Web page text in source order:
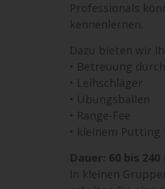
Professionals
kennenlernen.
Dazu bieten wir
• Betreuung
• Leihschläger
• Übungsbällen
• Range-Fee
• kleinem Putting
Dauer: 60 bis
In kleinen